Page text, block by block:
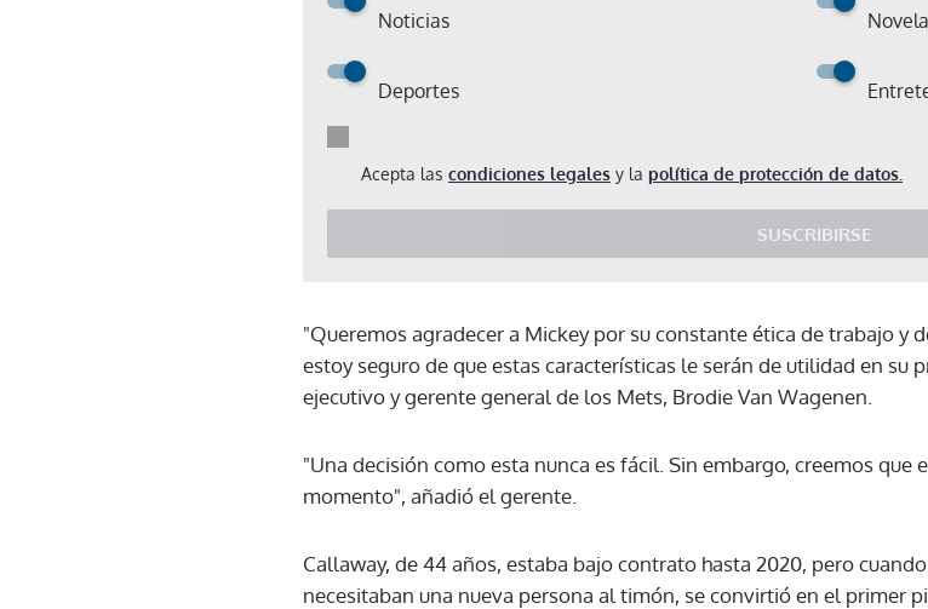
Noticias
Deportes
Acepta las condiciones legales y la política de protección de datos.
SUSCRIBIRSE
Gracias por suscribirte a nuestro
"Queremos agradecer a Mickey por su constante ética de trabajo y
estoy seguro de que estas características le serán de utilidad en
ejecutivo y gerente general de los Mets, Brodie Van Wagenen.
"Una decisión como esta nunca es fácil. Sin embargo, creemos que
momento", añadió el gerente.
Callaway, de 44 años, estaba bajo contrato hasta 2020, pero
necesitaban una nueva persona al timón, se convirtió en el primer